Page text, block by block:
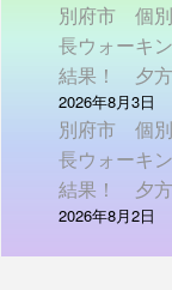
別府市 個
長ウォーキ
結果！ 夕
2026年8月3日
別府市 個
長ウォーキ
結果！ 夕
2026年8月2日